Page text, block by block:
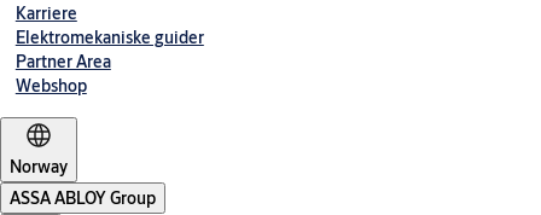
Karriere
Elektromekaniske guider
Partner Area
Webshop
Norway
ASSA ABLOY Group